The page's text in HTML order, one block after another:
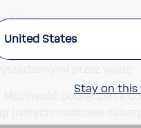
w BWT Perla
przez wodę:
Możli­wość
(natych­mia­stowe
United States
Stay on this